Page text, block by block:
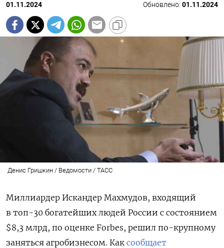
01.11.2024 Обновлено: 01.11.2024
Денис Гришкин / Ведомости / ТАСС
Миллиардер Искандер Махмудов, входящий
в топ-30 богатейших людей России с состоянием
$8,3 млрд, по оценке Forbes, решил по-крупному
заняться агробизнесом. Как сообщает